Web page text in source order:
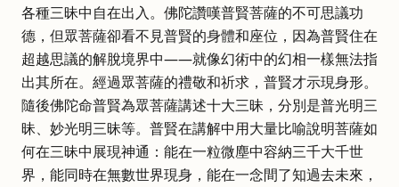
各種三昧中自在出入。佛陀讚嘆普賢菩薩的不可思議功
德，但眾菩薩卻看不見普賢的身體和座位，因為普賢住在
超越思議的解脫境界中——就像幻術中的幻相一樣無法指
出其所在。經過眾菩薩的禮敬和祈求，普賢才示現身形。
隨後佛陀命普賢為眾菩薩講述十大三昧，分別是普光明三
昧、妙光明三昧等。普賢在講解中用大量比喻說明菩薩如
何在三昧中展現神通：能在一粒微塵中容納三千大千世
界，能同時在無數世界現身，能在一念間了知過去未來，